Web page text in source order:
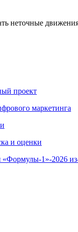
неточные
проект
маркетинга
и оценки
«Формулы-1»-2026